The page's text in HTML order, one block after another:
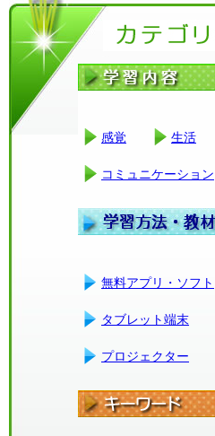
感覚 生活
コミュニケーション
無料アプリ・ソフト
タブレット端末
プロジェクター